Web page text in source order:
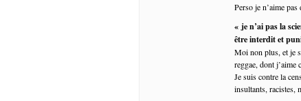
Perso je n’aime
« je n’ai pas la
être interdit et
Moi non plus, et je
reggae, dont j’aime
Je suis contre la
insultants, racistes,